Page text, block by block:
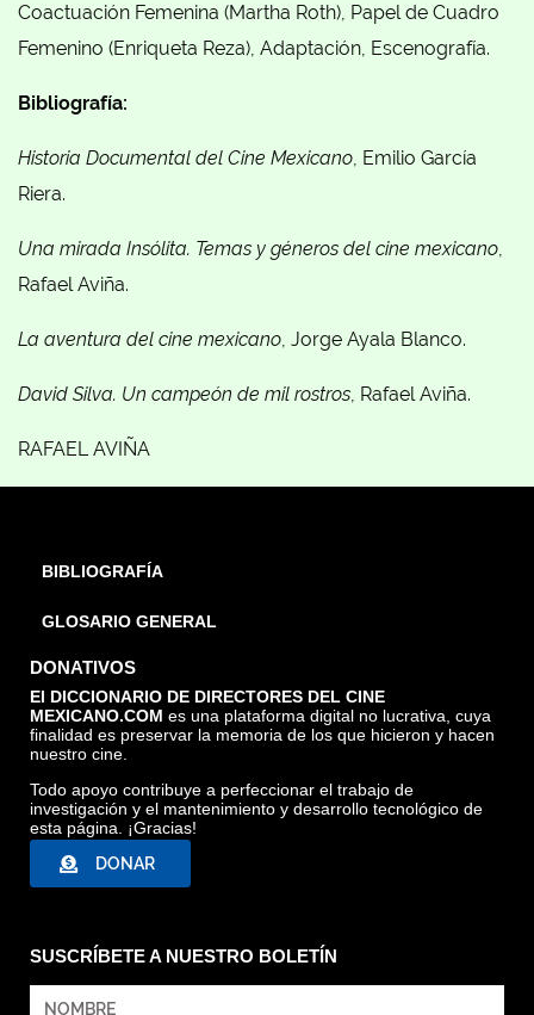
Coactuación Femenina (Martha Roth), Papel de Cuadro
Femenino (Enriqueta Reza), Adaptación, Escenografía.
Bibliografía:
Historia Documental del Cine Mexicano, Emilio García
Riera.
Una mirada Insólita. Temas y géneros del cine mexicano,
Rafael Aviña.
La aventura del cine mexicano, Jorge Ayala Blanco.
David Silva. Un campeón de mil rostros, Rafael Aviña.
RAFAEL AVIÑA
BIBLIOGRAFÍA
GLOSARIO GENERAL
DONATIVOS
El DICCIONARIO DE DIRECTORES DEL CINE
MEXICANO.COM es una plataforma digital no lucrativa, cuya
finalidad es preservar la memoria de los que hicieron y hacen
nuestro cine.
Todo apoyo contribuye a perfeccionar el trabajo de
investigación y el mantenimiento y desarrollo tecnológico de
esta página. ¡Gracias!
DONAR
SUSCRÍBETE A NUESTRO BOLETÍN